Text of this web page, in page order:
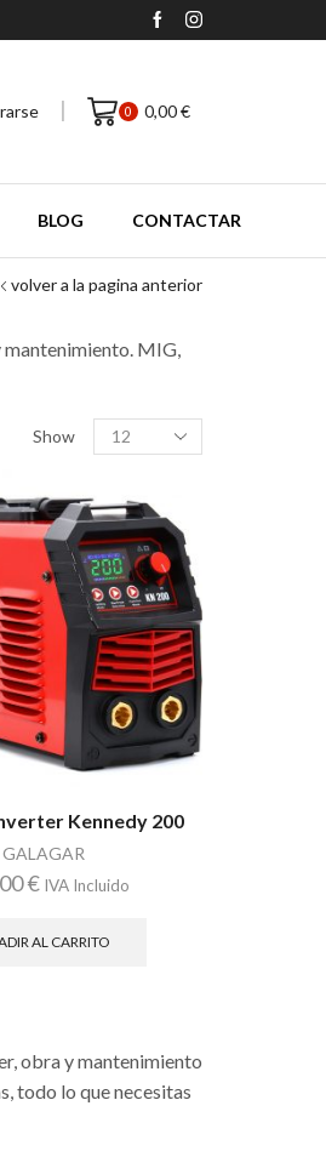
0 0,00€
BLOG CONTACTAR
volver a la pagina anterior
mantenimiento. MIG,
Show
Productos
por
Kennedy 200
GALAGAR
€ IVA Incluido
AL CARRITO
obra y mantenimiento
todo lo que necesitas